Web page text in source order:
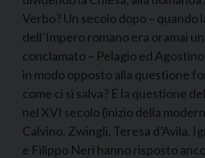
Verbo? Un secolo dopo – quando
dell’Impero romano era oramai
conclamato – Pelagio ed
in modo opposto alla questione
come ci si salva? È la questione
nel XVI secolo (inizio della
Calvino, Zwingli, Teresa d’Avila,
e Filippo Neri hanno risposto